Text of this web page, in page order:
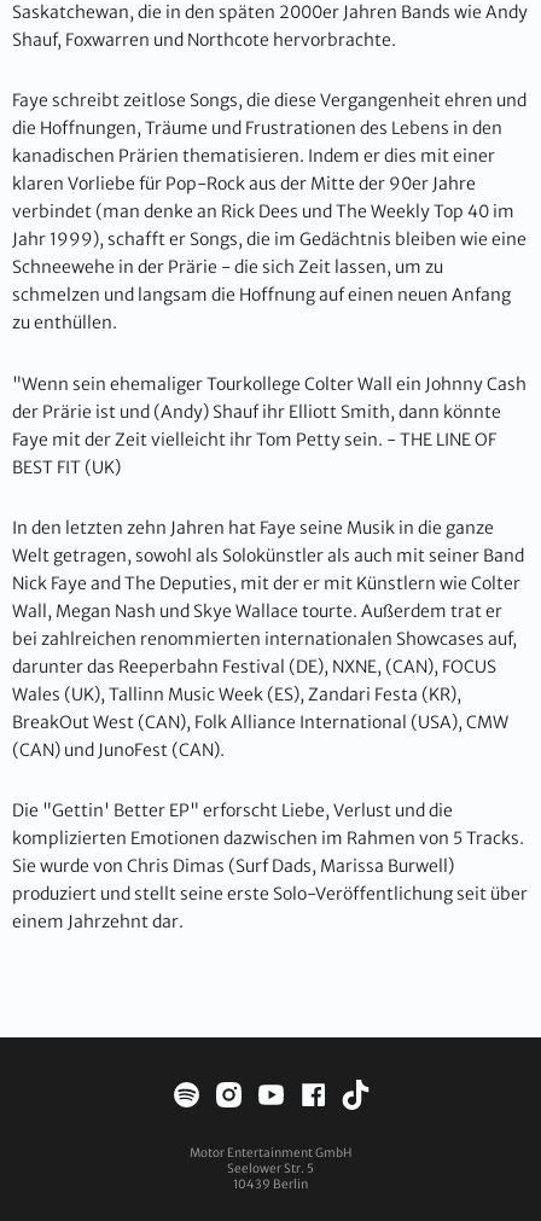
Saskatchewan, die in den späten 2000er Jahren Bands wie Andy
Shauf, Foxwarren und Northcote hervorbrachte.
Faye schreibt zeitlose Songs, die diese Vergangenheit ehren und
die Hoffnungen, Träume und Frustrationen des Lebens in den
kanadischen Prärien thematisieren. Indem er dies mit einer
klaren Vorliebe für Pop-Rock aus der Mitte der 90er Jahre
verbindet (man denke an Rick Dees und The Weekly Top 40 im
Jahr 1999), schafft er Songs, die im Gedächtnis bleiben wie eine
Schneewehe in der Prärie - die sich Zeit lassen, um zu
schmelzen und langsam die Hoffnung auf einen neuen Anfang
zu enthüllen.
"Wenn sein ehemaliger Tourkollege Colter Wall ein Johnny Cash
der Prärie ist und (Andy) Shauf ihr Elliott Smith, dann könnte
Faye mit der Zeit vielleicht ihr Tom Petty sein. - THE LINE OF
BEST FIT (UK)
In den letzten zehn Jahren hat Faye seine Musik in die ganze
Welt getragen, sowohl als Solokünstler als auch mit seiner Band
Nick Faye and The Deputies, mit der er mit Künstlern wie Colter
Wall, Megan Nash und Skye Wallace tourte. Außerdem trat er
bei zahlreichen renommierten internationalen Showcases auf,
darunter das Reeperbahn Festival (DE), NXNE, (CAN), FOCUS
Wales (UK), Tallinn Music Week (ES), Zandari Festa (KR),
BreakOut West (CAN), Folk Alliance International (USA), CMW
(CAN) und JunoFest (CAN).
Die "Gettin' Better EP" erforscht Liebe, Verlust und die
komplizierten Emotionen dazwischen im Rahmen von 5 Tracks.
Sie wurde von Chris Dimas (Surf Dads, Marissa Burwell)
produziert und stellt seine erste Solo-Veröffentlichung seit über
einem Jahrzehnt dar.
Motor Entertainment GmbH
Seelower Str. 5
10439 Berlin